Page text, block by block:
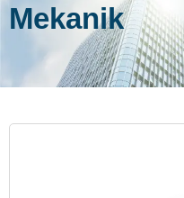
ÜRÜNLER
Mekanik